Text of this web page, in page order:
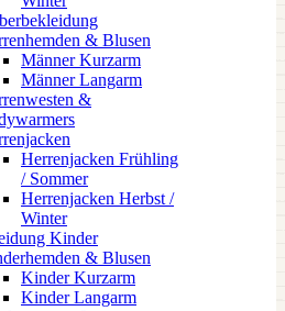
& Blusen
Männer Kurzarm
Männer Langarm
&
Herrenjacken Frühling
/ Sommer
Herrenjacken Herbst /
Winter
Kinder
& Blusen
Kinder Kurzarm
Kinder Langarm